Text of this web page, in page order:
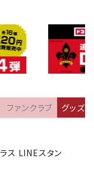
ファンクラブ グッズ
ス LINEスタン